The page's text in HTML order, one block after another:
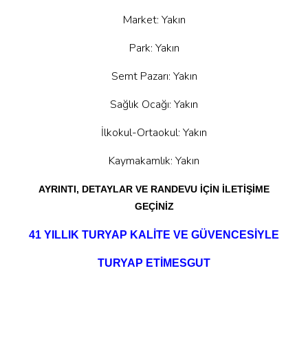
Market: Yakın
Park: Yakın
Semt Pazarı: Yakın
Sağlık Ocağı: Yakın
İlkokul-Ortaokul: Yakın
Kaymakamlık: Yakın
AYRINTI, DETAYLAR VE RANDEVU İÇİN İLETİŞİME
GEÇİNİZ
41 YILLIK TURYAP KALİTE VE GÜVENCESİYLE
TURYAP ETİMESGUT